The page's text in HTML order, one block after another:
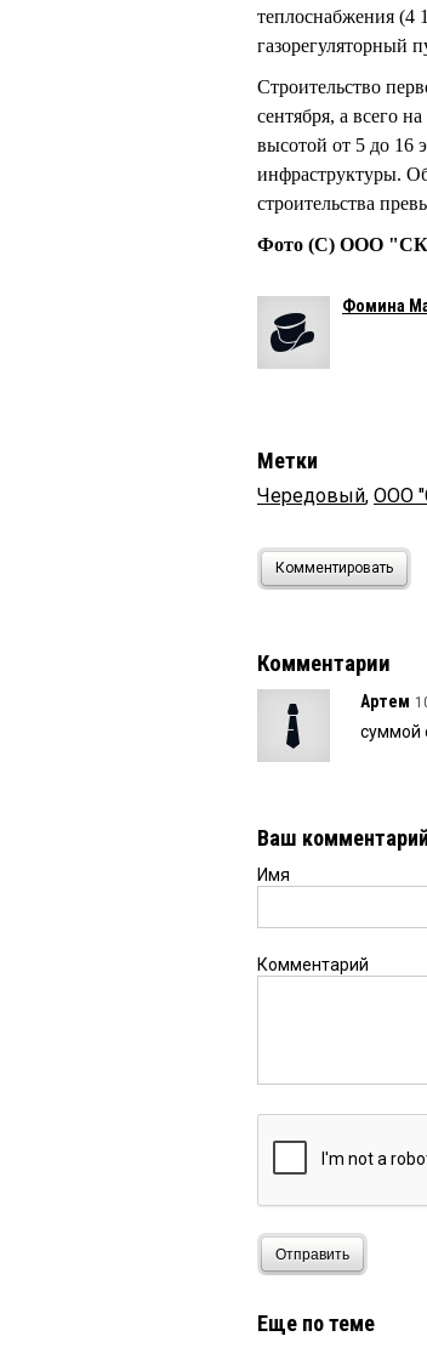
теплоснабжения (4
газорегуляторный
Строительство
сентября, а всего
высотой от 5 до 16
инфраструктуры.
строительства
Фото (С) ООО
Фомина
Метки
Чередовый, ООО
Комментировать
Комментарии
Артем
суммой
Ваш комментарий
Имя
Комментарий
Отправить
Еще по теме